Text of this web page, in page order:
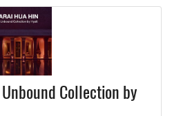
Collection by